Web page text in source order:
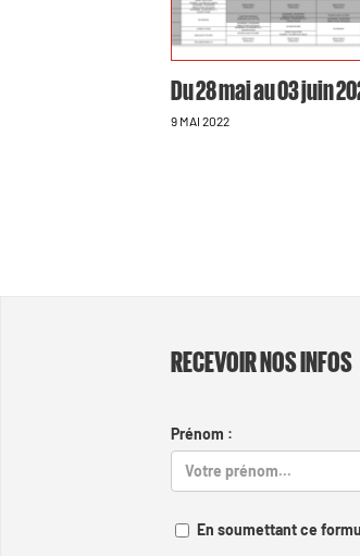
Du 28 mai au 03 juin
9 MAI 2022
RECEVOIR NOS INFOS
Prénom :
En soumettant ce